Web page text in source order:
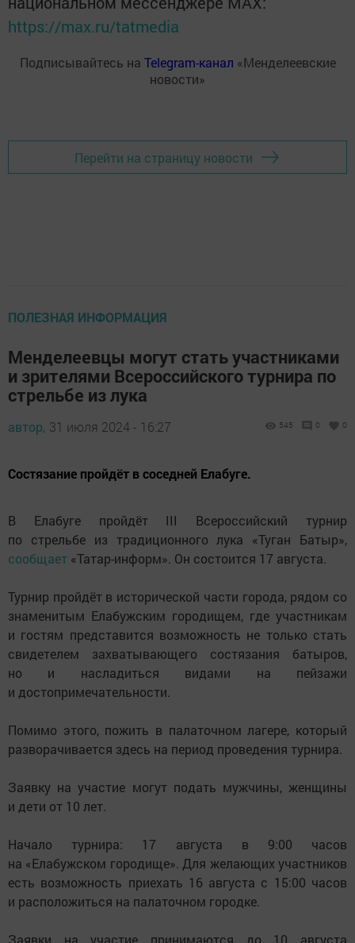
https://max.ru/tatmedia
Подписывайтесь на Telegram-канал «Менделеевские
новости»
Перейти на страницу новости
ПОЛЕЗНАЯ ИНФОРМАЦИЯ
Менделеевцы могут стать участниками
и зрителями Всероссийского турнира по
стрельбе из лука
автор, 31 июля 2024 - 16:27 545 0 0
Состязание пройдёт в соседней Елабуге.
В Елабуге пройдёт III Всероссийский турнир
по стрельбе из традиционного лука «Туган Батыр»,
сообщает «Татар-информ». Он состоится 17 августа.
Турнир пройдёт в исторической части города, рядом со
знаменитым Елабужским городищем, где участникам
и гостям представится возможность не только стать
свидетелем захватывающего состязания батыров,
но и насладиться видами на пейзажи
и достопримечательности.
Помимо этого, пожить в палаточном лагере, который
разворачивается здесь на период проведения турнира.
Заявку на участие могут подать мужчины, женщины
и дети от 10 лет.
Начало турнира: 17 августа в 9:00 часов
на «Елабужском городище». Для желающих участников
есть возможность приехать 16 августа с 15:00 часов
и расположиться на палаточном городке.
Заявки на участие принимаются до 10 августа